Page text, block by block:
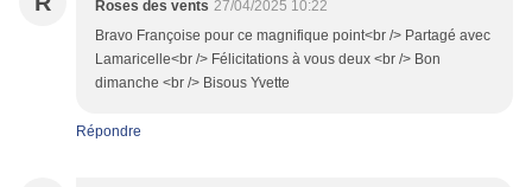
Roses des vents 27/04/2025 10:22
Bravo Françoise pour ce magnifique point<br /> Partagé avec
Lamaricelle<br /> Félicitations à vous deux <br /> Bon
dimanche <br /> Bisous Yvette
Répondre